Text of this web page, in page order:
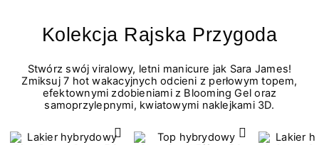
Kolekcja Rajska Przygoda
Stwórz swój viralowy, letni manicure jak Sara James!
Zmiksuj 7 hot wakacyjnych odcieni z perłowym topem,
efektownymi zdobieniami z Blooming Gel oraz
samoprzylepnymi, kwiatowymi naklejkami 3D.